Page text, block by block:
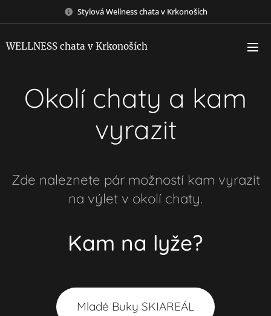
Stylová Wellness chata v Krkonoších
WELLNESS chata v Krkonoších
Okolí chaty a kam
vyrazit
Zde naleznete pár možností kam vyrazit
na výlet v okolí chaty.
Kam na lyže?
Mladé Buky SKIAREÁL